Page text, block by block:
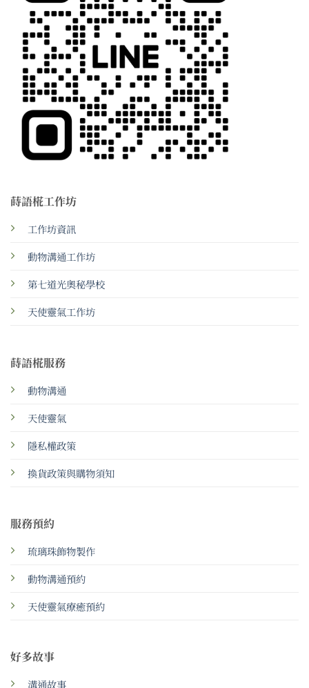
蒔語椛工作坊
工作坊資訊
動物溝通工作坊
第七道光奧秘學校
天使靈氣工作坊
蒔語椛服務
動物溝通
天使靈氣
隱私權政策
換貨政策與購物須知
服務預約
琉璃珠飾物製作
動物溝通預約
天使靈氣療癒預約
好多故事
溝通故事